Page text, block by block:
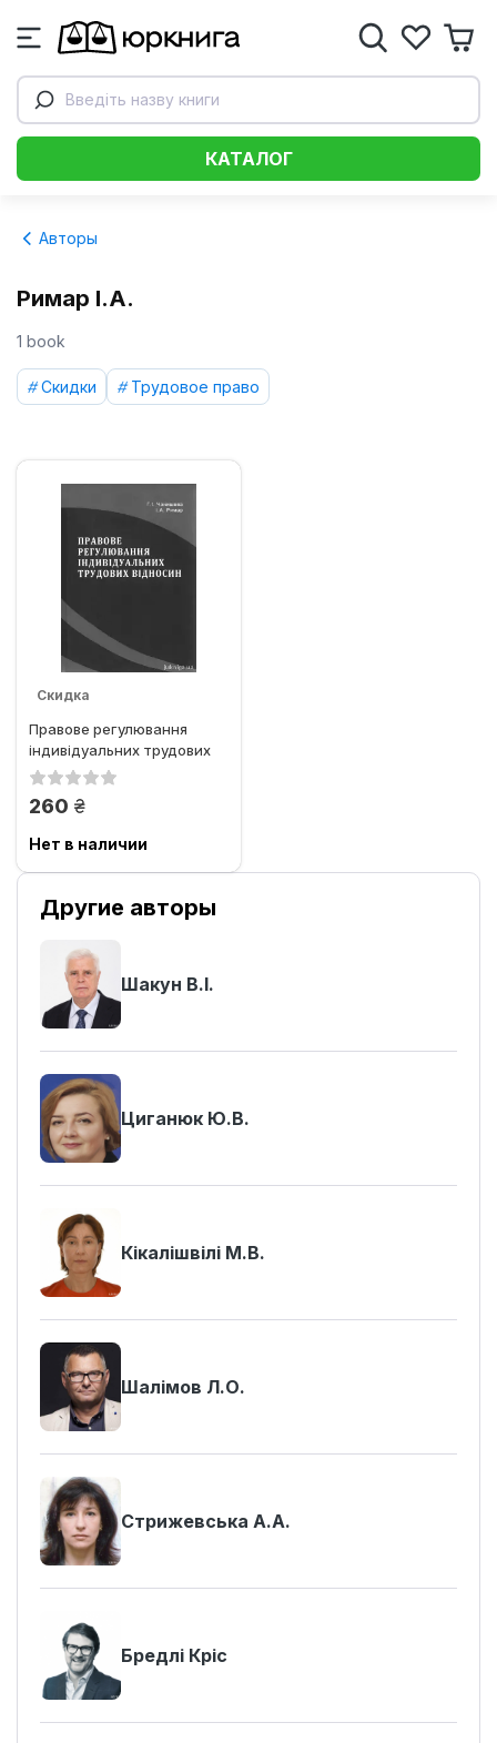
Введіть назву книги
КАТАЛОГ
Авторы
Римар І.А.
1 book
Скидки Трудовое право
Скидка
Правове регулювання
індивідуальних трудових
відносин
260 грн.
Нет в наличии
Другие авторы
Шакун В.І.
Циганюк Ю.В.
Кікалішвілі М.В.
Шалімов Л.О.
Стрижевська А.А.
Бредлі Кріс